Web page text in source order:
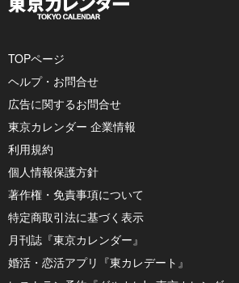
TOPページ
ヘルプ・お問合せ
広告に関するお問合せ
東京カレンダー 企業情報
利用規約
個人情報保護方針
著作権・免責事項について
特定商取引法に基づく表示
月刊誌『東京カレンダー』
婚活・恋活アプリ『東カレデート』